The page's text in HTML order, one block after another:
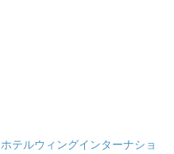
ホテルウィングインターナショ